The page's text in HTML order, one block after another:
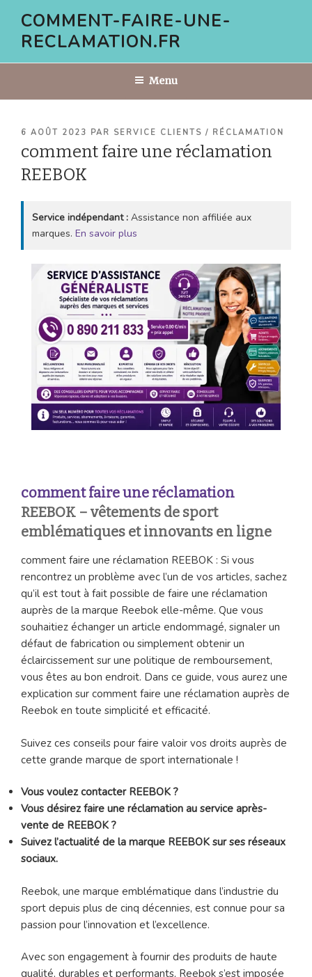
contenu
COMMENT-FAIRE-UNE-
RECLAMATION.FR
Menu
PUBLIÉ
6 AOÛT 2023 PAR SERVICE CLIENTS / RÉCLAMATION
comment faire une réclamation
REEBOK
Service indépendant : Assistance non affiliée aux
marques. En savoir plus
comment faire une réclamation
REEBOK – vêtements de sport
emblématiques et innovants en ligne
comment faire une réclamation REEBOK : Si vous
rencontrez un problème avec l’un de vos articles, sachez
qu’il est tout à fait possible de faire une réclamation
auprès de la marque Reebok elle-même. Que vous
souhaitiez échanger un article endommagé, signaler un
défaut de fabrication ou simplement obtenir un
éclaircissement sur une politique de remboursement,
vous êtes au bon endroit. Dans ce guide, vous aurez une
explication sur comment faire une réclamation auprès de
Reebok en toute simplicité et efficacité.
Suivez ces conseils pour faire valoir vos droits auprès de
cette grande marque de sport internationale !
Vous voulez contacter REEBOK ?
Vous désirez faire une réclamation au service après-
vente de REEBOK ?
Suivez l’actualité de la marque REEBOK sur ses réseaux
sociaux.
Reebok, une marque emblématique dans l’industrie du
sport depuis plus de cinq décennies, est connue pour sa
passion pour l’innovation et l’excellence.
Avec son engagement à fournir des produits de haute
qualité, durables et performants, Reebok s’est imposée